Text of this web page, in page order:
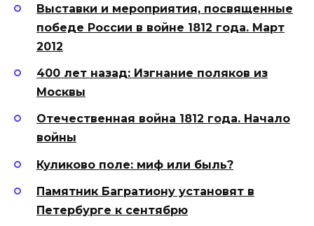
Выставки и мероприятия, посвященные
победе России в войне 1812 года. Март
2012
400 лет назад: Изгнание поляков из
Москвы
Отечественная война 1812 года. Начало
войны
Куликово поле: миф или быль?
Памятник Багратиону установят в
Петербурге к сентябрю